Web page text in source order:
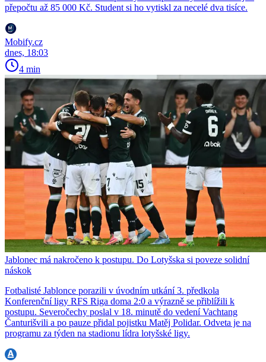
přepočtu až 85 000 Kč. Student si ho vytiskl za necelé dva tisíce.
Mobify.cz
dnes, 18:03
4 min
Jablonec má nakročeno k postupu. Do Lotyšska si poveze solidní
náskok
Fotbalisté Jablonce porazili v úvodním utkání 3. předkola
Konferenční ligy RFS Riga doma 2:0 a výrazně se přiblížili k
postupu. Severočechy poslal v 18. minutě do vedení Vachtang
Čanturišvili a po pauze přidal pojistku Matěj Polidar. Odveta je na
programu za týden na stadionu lídra lotyšské ligy.